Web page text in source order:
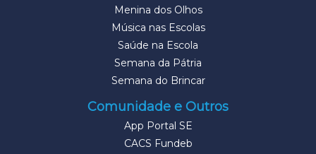
Menina dos Olhos
Música nas Escolas
Saúde na Escola
Semana da Pátria
Semana do Brincar
Comunidade e Outros
App Portal SE
CACS Fundeb